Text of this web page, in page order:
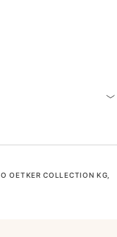
OETKER COLLECTION KG,